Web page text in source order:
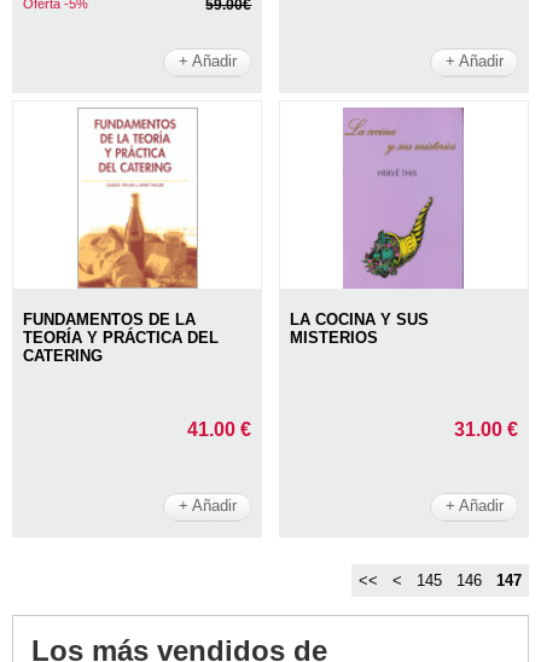
Oferta -5% 59.00€
+ Añadir + Añadir
FUNDAMENTOS DE LA
TEORÍA Y PRÁCTICA DEL
CATERING
41.00 €
+ Añadir
LA COCINA Y SUS
MISTERIOS
31.00 €
+ Añadir
<< < 145 146 147
Los más vendidos de